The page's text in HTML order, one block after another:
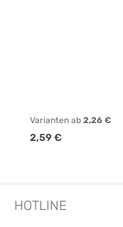
Varianten ab 2,26 €
Regulärer Preis:
2,59 €
HOTLINE